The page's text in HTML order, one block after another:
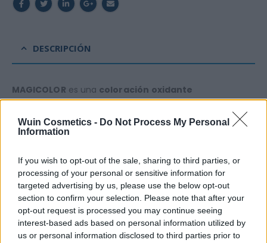
Wuin Cosmetics - Do Not Process My Personal
Information
If you wish to opt-out of the sale, sharing to third parties, or
processing of your personal or sensitive information for
targeted advertising by us, please use the below opt-out
section to confirm your selection. Please note that after your
opt-out request is processed you may continue seeing
interest-based ads based on personal information utilized by
us or personal information disclosed to third parties prior to
DESCRIPCIÓN
MAGICOLOR es una coloración oxidante
está enriquecida con agenteshidratantes, vitaminas,
polímeros catiónicos
luminosoyfácil depeinar.
Máxima fidelidadde tonos, máximadurabilidad.
Acciónprotectora-tratanteque otorga una
destacadasuavidaden los cabellos.